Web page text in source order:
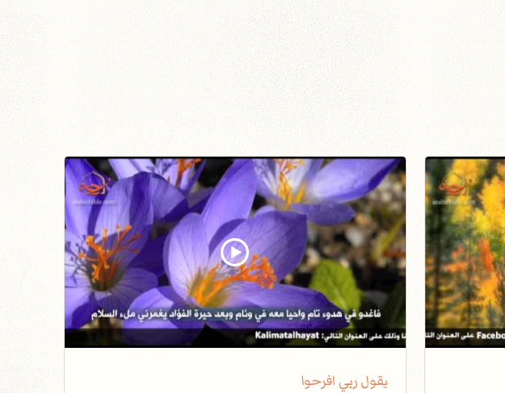
يقول ربي افرحوا